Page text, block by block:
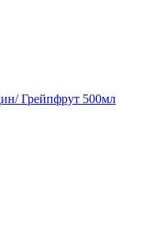
Грейпфрут 500мл